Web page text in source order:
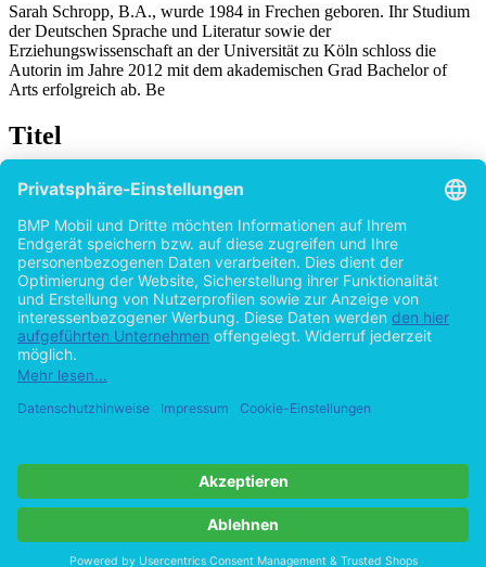
Sarah Schropp, B.A., wurde 1984 in Frechen geboren. Ihr Studium
der Deutschen Sprache und Literatur sowie der
Erziehungswissenschaft an der Universität zu Köln schloss die
Autorin im Jahre 2012 mit dem akademischen Grad Bachelor of
Arts erfolgreich ab. Be
Titel
Identitätsspielraum Internet: Die Relevanz des
Handlungsspielraums jugendnaher sozialer
Netzwerke für die Identitätsarbeit Jugendlicher
am Beispiel von Facebook
vonSarah Schropp (Autor:in) 2015
©2012
Impressum
Zur Desktop-Version
Copyright ©Imprint in der Bedey & Thoms Media GmbH
byOpen Publishing